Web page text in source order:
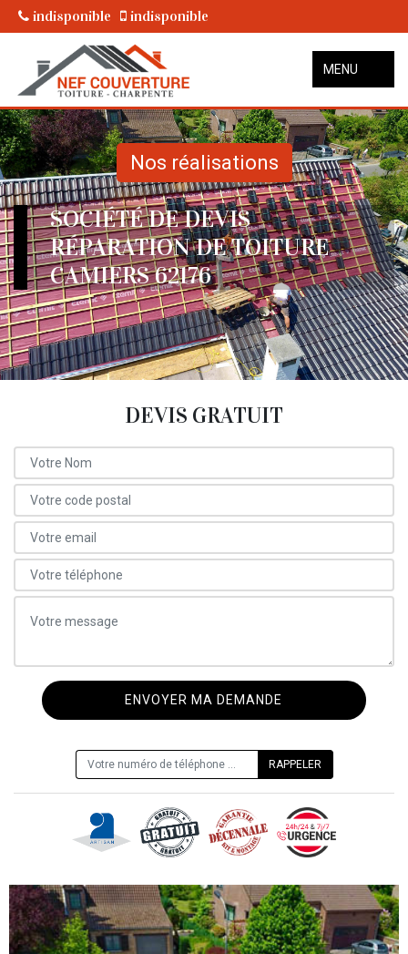
indisponible indisponible
MENU
Nos réalisations
SOCIÉTÉ DE DEVIS
RÉPARATION DE TOITURE
CAMIERS 62176
DEVIS GRATUIT